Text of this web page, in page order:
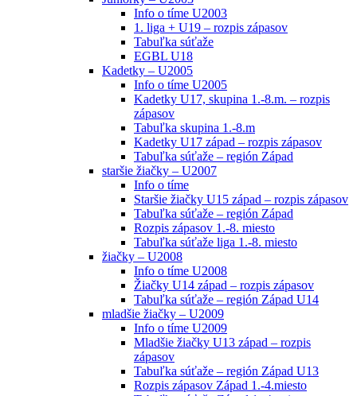
Info o tíme U2003
1. liga + U19 – rozpis zápasov
Tabuľka súťaže
EGBL U18
Kadetky – U2005
Info o tíme U2005
Kadetky U17, skupina 1.-8.m. – rozpis
zápasov
Tabuľka skupina 1.-8.m
Kadetky U17 západ – rozpis zápasov
Tabuľka súťaže – región Západ
staršie žiačky – U2007
Info o tíme
Staršie žiačky U15 západ – rozpis zápasov
Tabuľka súťaže – región Západ
Rozpis zápasov 1.-8. miesto
Tabuľka súťaže liga 1.-8. miesto
žiačky – U2008
Info o tíme U2008
Žiačky U14 západ – rozpis zápasov
Tabuľka súťaže – región Západ U14
mladšie žiačky – U2009
Info o tíme U2009
Mladšie žiačky U13 západ – rozpis
zápasov
Tabuľka súťaže – región Západ U13
Rozpis zápasov Západ 1.-4.miesto